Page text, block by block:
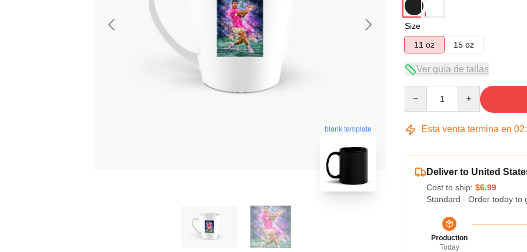
blank template
Size
11 oz
15 oz
Ver guía de tallas
Esta venta termina en 02
Deliver to United
Cost to ship: $6.99
Standard - Order today to
Production
Today